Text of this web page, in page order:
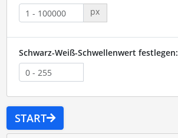
px
Schwarz-Weiß-Schwellenwert festlegen:
START